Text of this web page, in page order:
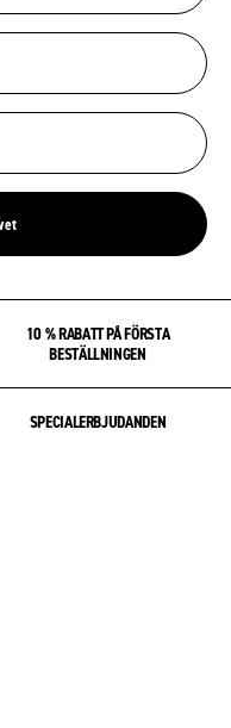
10 % RABATT PÅ FÖRSTA
BESTÄLLNINGEN
SPECIALERBJUDANDEN